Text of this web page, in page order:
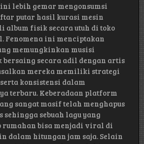
lebih gemar mengonsumsi
putar hasil kurasi mesin
album fisik secara utuh di toko
Fenomena ini menciptakan
memungkinkan musisi
bersaing secara adil dengan artis
mereka memiliki strategi
konsistensi dalam
terbaru. Keberadaan platform
sangat masif telah menghapus
sehingga sebuah lagu yang
rumahan bisa menjadi viral di
dalam hitungan jam saja. Selain